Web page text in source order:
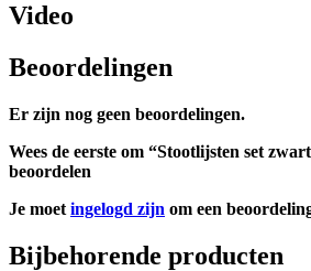
Video
Beoordelingen
Er zijn nog geen beoordelingen.
Wees de eerste om “Stootlijsten set
beoordelen
Je moet ingelogd zijn om een
Bijbehorende producten